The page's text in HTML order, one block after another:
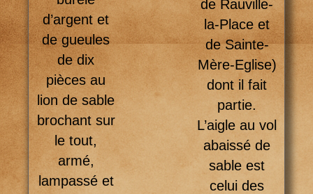
d’argent et
de gueules
de dix
pièces au
lion de sable
brochant sur
le tout,
armé,
lampassé et
de Rauville-
la-Place et
de Sainte-
Mère-Eglise)
dont il fait
partie.
L’aigle au vol
abaissé de
sable est
celui des